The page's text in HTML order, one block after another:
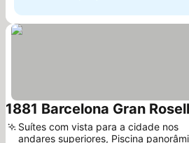
1881 Barcelona Gran
Suítes com vista para a cidade nos
andares superiores, Piscina